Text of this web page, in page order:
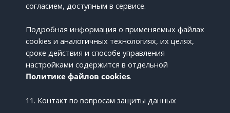
согласием, доступным в сервисе.
Подробная информация о применяемых файлах
cookies и аналогичных технологиях, их целях,
сроке действия и способе управления
настройками содержится в отдельной
Политике файлов cookies.
11. Контакт по вопросам защиты данных